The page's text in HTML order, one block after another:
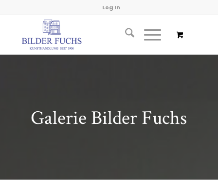
Log In
Galerie Bilder Fuchs